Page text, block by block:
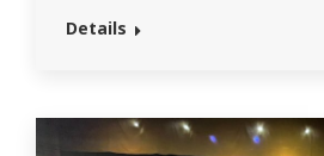
теннисінен жарысы
жаттықтырушы
Details